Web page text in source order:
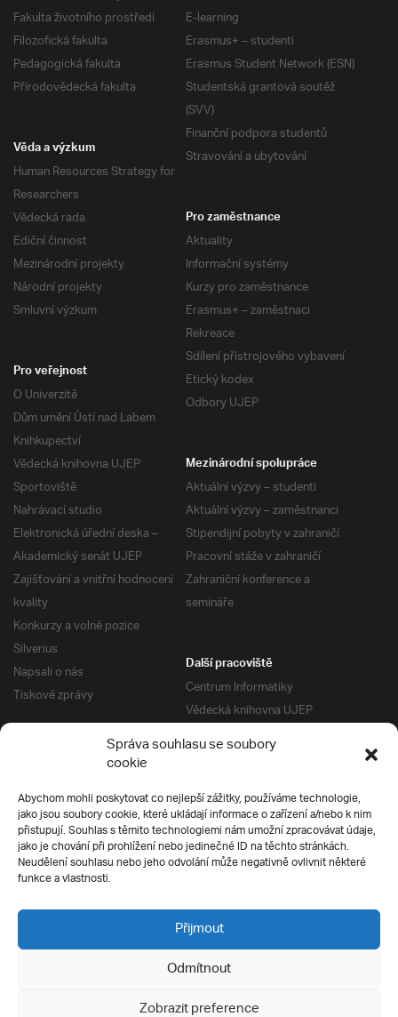
Správa souhlasu se soubory
cookie
Abychom mohli poskytovat co nejlepší zážitky, používáme technologie,
jako jsou soubory cookie, které ukládají informace o zařízení a/nebo k nim
přistupují. Souhlas s těmito technologiemi nám umožní zpracovávat údaje,
jako je chování při prohlížení nebo jedinečné ID na těchto stránkách.
Neudělení souhlasu nebo jeho odvolání může negativně ovlivnit některé
funkce a vlastnosti.
Přijmout
Odmítnout
Zobrazit preference
Fakulta životního prostředí
Filozofická fakulta
Pedagogická fakulta
Přírodovědecká fakulta
E-learning
Erasmus+ – studenti
Erasmus Student Network (ESN)
Studentská grantová soutěž
(SVV)
Finanční podpora studentů
Stravování a ubytování
Věda a výzkum
Human Resources Strategy for
Researchers
Vědecká rada
Ediční činnost
Mezinárodní projekty
Národní projekty
Smluvní výzkum
Pro zaměstnance
Aktuality
Informační systémy
Kurzy pro zaměstnance
Erasmus+ – zaměstnaci
Rekreace
Sdílení přístrojového vybavení
Etický kodex
Odbory UJEP
Pro veřejnost
O Univerzitě
Dům umění Ústí nad Labem
Knihkupectví
Vědecká knihovna UJEP
Sportoviště
Nahrávací studio
Elektronická úřední deska –
Akademický senát UJEP
Zajišťování a vnitřní hodnocení
kvality
Konkurzy a volné pozice
Silverius
Napsali o nás
Tiskové zprávy
Mezinárodní spolupráce
Aktuální výzvy – studenti
Aktuální výzvy – zaměstnanci
Stipendijní pobyty v zahraničí
Pracovní stáže v zahraničí
Zahraniční konference a
semináře
Další pracoviště
Centrum Informatiky
Vědecká knihovna UJEP
Správa kolejí a menz
Univerzitní centrum podpory
Silverius
Pro uchazeče
Přijímací řízení
E-prihlaska
Přípravné kurzy
Ochrana soukromí
Všechna práva vyhrazena